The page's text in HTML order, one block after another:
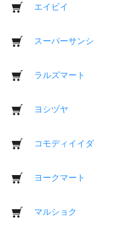
エイビイ
スーパーサンシ
ラルズマート
ヨシヅヤ
コモディイイダ
ヨークマート
マルショク